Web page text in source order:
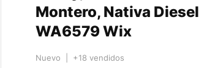
Montero, Nativa Diesel
WA6579 Wix
Nuevo | +18 vendidos